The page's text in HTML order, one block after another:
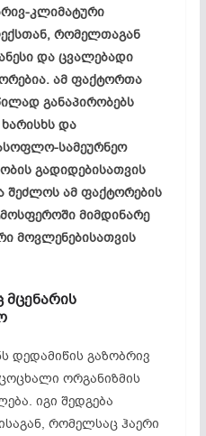
კლიმატური
რომელთაგან
და ცვალებადი
ამ ფაქტორთა
განაპირობებს
და
სამეურნეო
გადიდებისათვის
შეძლოს ამ ფაქტორების
მიმდინარე
მოვლენებისათვის
მცენარის
დედამიწის გაზობრივ
ორგანიზმის
იგი შედგება
რომელსაც ჰაერი